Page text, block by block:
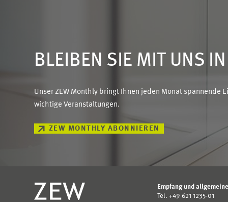
BLEIBEN SIE MIT UNS IN
Unser ZEW Monthly bringt Ihnen jeden Monat
wichtige Veranstaltungen.
ZEW MONTHLY ABONNIEREN
Empfang und
Tel. +49 621 1235-01